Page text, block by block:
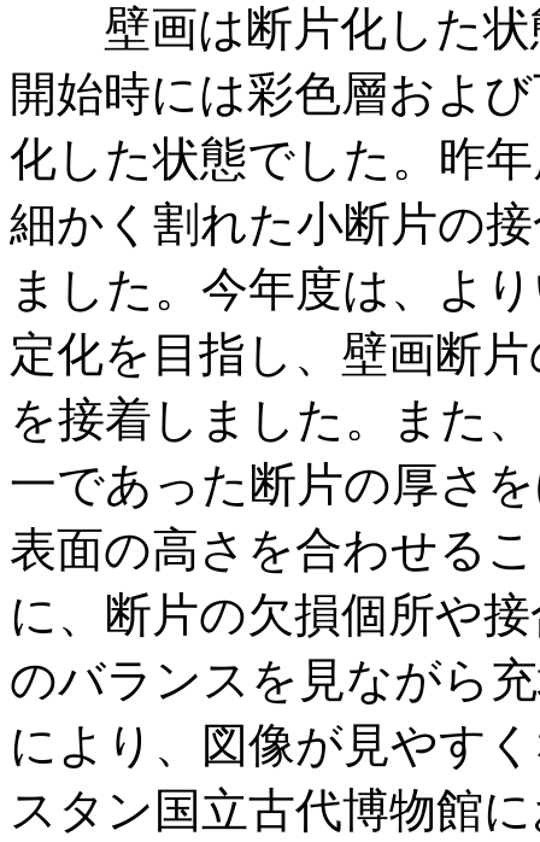
壁画は断片化した状
開始時には彩色層およ
化した状態でした。昨
細かく割れた小断片の
ました。今年度は、よ
定化を目指し、壁画断
を接着しました。また
一であった断片の厚さ
表面の高さを合わせる
に、断片の欠損個所や
のバランスを見ながら
により、図像が見やす
スタン国立古代博物館